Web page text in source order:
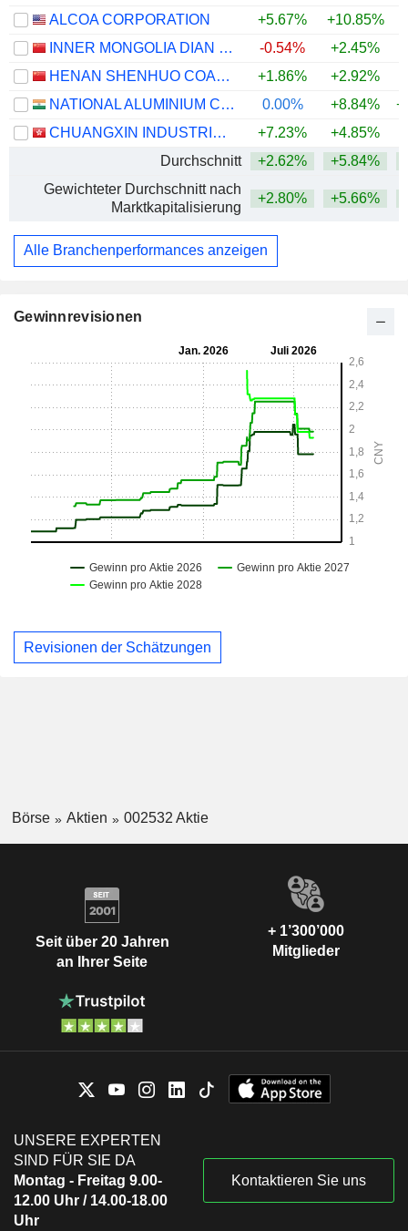
ALCOA CORPORATION
+5.67% +10.85%
INNER MONGOLIA DIAN TOU ENERGY CORPORATION LIMITED
-0.54% +2.45%
HENAN SHENHUO COAL INDUSTRY AND ELECTRICITY POWER CO. LTD
+1.86% +2.92%
NATIONAL ALUMINIUM COMPANY LIMITED
0.00% +8.84%
CHUANGXIN INDUSTRIES HOLDINGS LIMITED
+7.23%
+4.85%
Durchschnitt
+2.62% +5.84%
Gewichteter Durchschnitt nach
Marktkapitalisierung
+2.80% +5.66%
Alle Branchenperformances anzeigen
Gewinnrevisionen
Revisionen der Schätzungen
Börse Aktien 002532 Aktie
Seit über 20 Jahren
an Ihrer Seite
+ 1’300’000
Mitglieder
UNSERE EXPERTEN
SIND FÜR SIE DA
Montag - Freitag 9.00-
12.00 Uhr / 14.00-18.00
Uhr
Kontaktieren Sie uns